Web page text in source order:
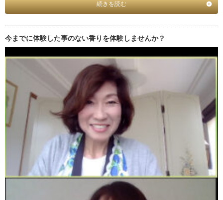
続きを読む
今までに体験した事のない香りを体験しませんか？